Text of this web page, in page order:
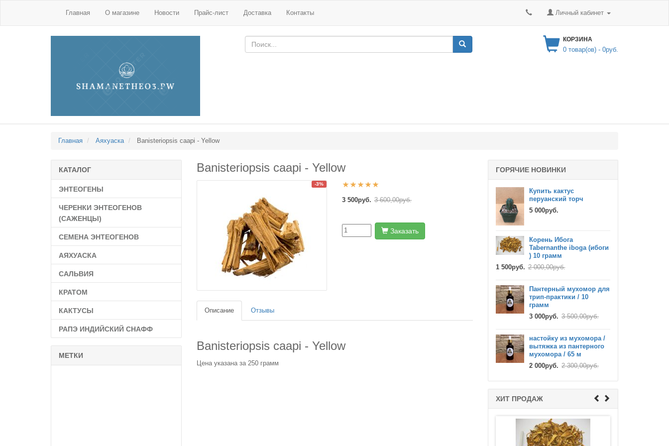
Главная О магазине Новости Прайс-лист Доставка Контакты Личный кабинет
КОРЗИНА
0 товар(ов) - 0руб.
Главная Аяхуаска Banisteriopsis caapi - Yellow
КАТАЛОГ
ЭНТЕОГЕНЫ
ЧЕРЕНКИ ЭНТЕОГЕНОВ
(САЖЕНЦЫ)
СЕМЕНА ЭНТЕОГЕНОВ
АЯХУАСКА
САЛЬВИЯ
КРАТОМ
КАКТУСЫ
РАПЭ ИНДИЙСКИЙ СНАФФ
МЕТКИ
Banisteriopsis caapi - Yellow
-3%
3 500руб. 3 600,00руб.
Заказать
Описание Отзывы
Banisteriopsis caapi - Yellow
Цена указана за 250 грамм
ГОРЯЧИЕ НОВИНКИ
Купить кактус
перуанский торч
5 000руб.
Корень Ибога
Tabernanthe iboga (ибоги
) 10 грамм
1 500руб. 2 000,00руб.
Пантерный мухомор для
трип-практики / 10
грамм
3 000руб. 3 500,00руб.
настойку из мухомора /
вытяжка из пантерного
мухомора / 65 м
2 000руб. 2 300,00руб.
ХИТ ПРОДАЖ
Готовый напиток Аяуаска
(ayahuasca) ayawaska 550 мл с
дмт
(Salvia divinorum)
2 000руб. 2 200,00руб.